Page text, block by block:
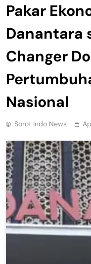
Pakar
Danantara
Changer
Nasional
Sorot Indo News